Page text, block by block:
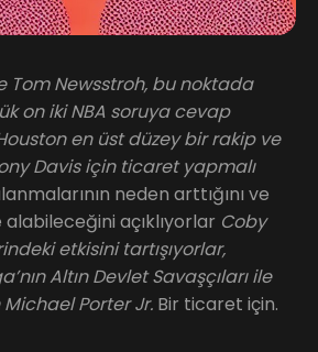
Tom Newsstroh, bu noktada
on iki NBA soruya cevap
en üst düzey bir rakip ve
Davis için ticaret yapmalı
neden arttığını ve
alabileceğini açıklıyorlar Coby
etkisini tartışıyorlar,
Altın Devlet Savaşçıları ile
Porter Jr. Bir ticaret için.